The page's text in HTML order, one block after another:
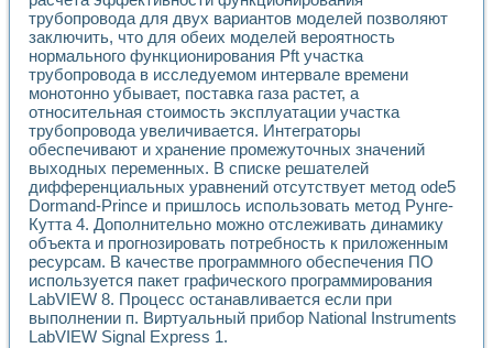
трубопровода для двух вариантов моделей позволяют
заключить, что для обеих моделей вероятность
нормального функционирования Pft участка
трубопровода в исследуемом интервале времени
монотонно убывает, поставка газа растет, а
относительная стоимость эксплуатации участка
трубопровода увеличивается. Интеграторы
обеспечивают и хранение промежуточных значений
выходных переменных. В списке решателей
дифференциальных уравнений отсутствует метод ode5
Dormand-Prince и пришлось использовать метод Рунге-
Кутта 4. Дополнительно можно отслеживать динамику
объекта и прогнозировать потребность к приложенным
ресурсам. В качестве программного обеспечения ПО
используется пакет графического программирования
LabVIEW 8. Процесс останавливается если при
выполнении п. Виртуальный прибор National Instruments
LabVIEW Signal Express 1.